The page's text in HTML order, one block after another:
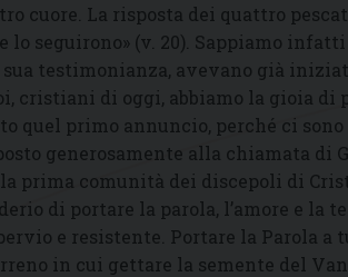
cuore. La risposta dei quattro
lo seguirono» (v. 20). Sappiamo
testimonianza, avevano già
cristiani di oggi, abbiamo la gioia
quel primo annuncio, perché ci
generosamente alla chiamata di
prima comunità dei discepoli di
di portare la parola, l’amore e la
e resistente. Portare la Parola
in cui gettare la semente del